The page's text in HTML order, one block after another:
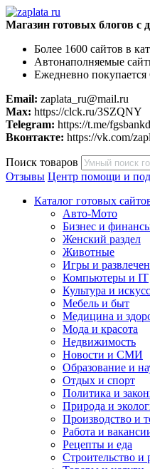
Магазин готовых блогов с
Более 1600 сайтов в
Автонаполняемые
Ежедневно покупается
Email: zaplata_ru@mail.ru
Max: https://clck.ru/3SZQNY
Telegram: https://t.me/fgsbankd
Вконтакте: https://vk.com/
Поиск товаров
Отзывы Центр помощи и
Каталог готовых
Авто-Мото
Бизнес и
Женский раздел
Животные
Игры и
Компьютеры и IT
Культура и
Мебель и быт
Медицина и
Мода и красота
Недвижимость
Новости и СМИ
Образование и
Отдых и спорт
Политика и
Природа и
Производство и
Работа и
Рецепты и еда
Строительство и